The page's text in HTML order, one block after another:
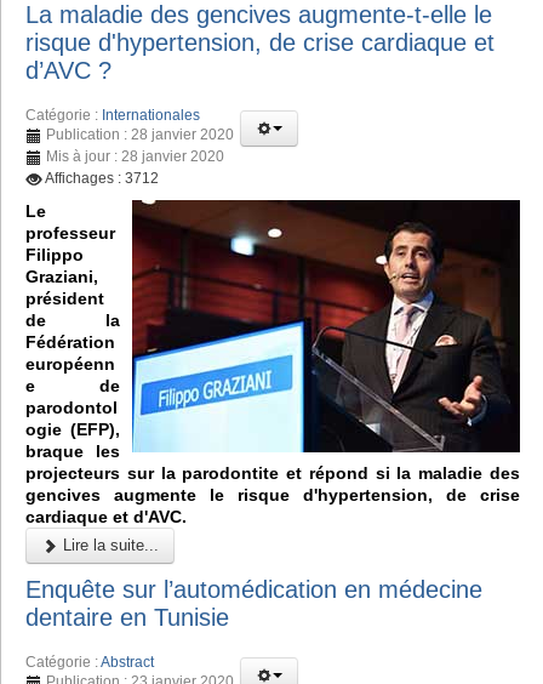
La maladie des gencives augmente-t-elle le
risque d'hypertension, de crise cardiaque et
d’AVC ?
Catégorie : Internationales
Publication : 28 janvier 2020
Mis à jour : 28 janvier 2020
Affichages : 3712
Le
professeur
Filippo
Graziani,
président
de la
Fédération
européenn
e de
parodontol
ogie (EFP),
braque les
projecteurs sur la parodontite et répond si la maladie des
gencives augmente le risque d'hypertension, de crise
cardiaque et d'AVC.
Lire la suite...
Enquête sur l’automédication en médecine
dentaire en Tunisie
Catégorie :Abstract